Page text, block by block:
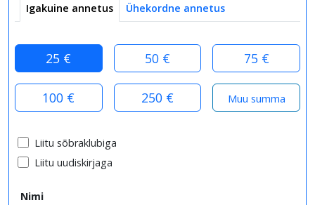
Igakuine annetus Ühekordne annetus
25 € 50 € 75 €
100 € 250 €
Liitu sõbraklubiga
Liitu uudiskirjaga
Nimi